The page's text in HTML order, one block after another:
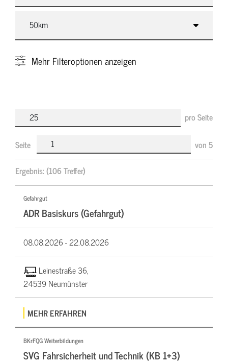
Mehr Filteroptionen anzeigen
pro Seite
Seite von 5
Ergebnis:(106 Treffer)
Gefahrgut
ADR Basiskurs (Gefahrgut)
08.08.2026 -22.08.2026
Leinestraße 36,
24539 Neumünster
MEHR ERFAHREN
BKrFQG Weiterbildungen
SVG Fahrsicherheit und Technik (KB 1+3)